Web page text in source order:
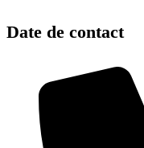
Date de contact